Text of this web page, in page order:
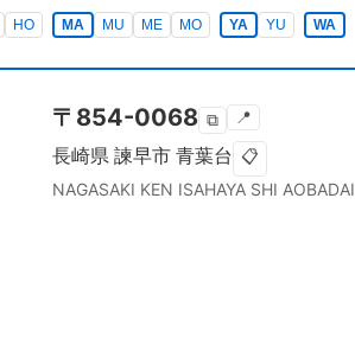
HO MA MU ME MO YA YU WA
〒 854-0068 ⧉ 📍
長崎県 諫早市 青葉台 📋
NAGASAKI KEN ISAHAYA SHI AOBADAI